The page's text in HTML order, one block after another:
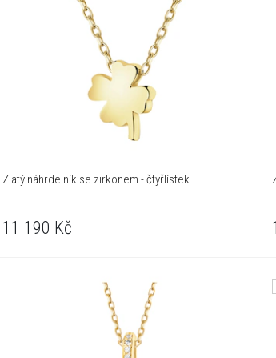
Zlatý náhrdelník se zirkonem - čtyřlístek
11 190 Kč